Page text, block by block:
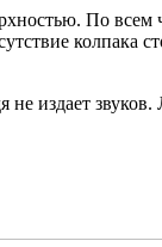
По всем
колпака
издает звуков.